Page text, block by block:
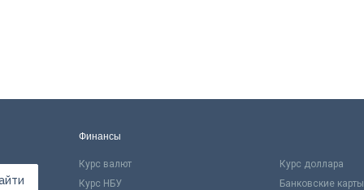
Финансы
Курс валют Курс доллара
Курс НБУ
Банковские карты